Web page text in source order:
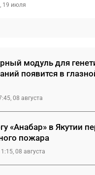
19 июля
модуль для
появится в
08 августа
«Анабар» в Якутии
пожара
08 августа